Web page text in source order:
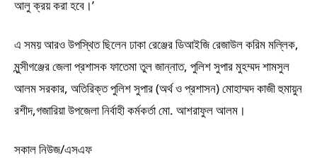
আলু ক্রয় করা হবে।’
এ সময় আরও উপস্থিত ছিলেন ঢাকা রেঞ্জের ডিআইজি রেজাউল করিম মল্লিক,
মুন্সীগঞ্জের জেলা প্রশাসক ফাতেমা তুল জান্নাত, পুলিশ সুপার মুহম্মদ শামসুল
আলম সরকার, অতিরিক্ত পুলিশ সুপার (অর্থ ও প্রশাসন) মোহাম্মদ কাজী হুমায়ুন
রশীদ,গজারিয়া উপজেলা নির্বাহী কর্মকর্তা মো. আশরাফুল আলম।
সকাল নিউজ/এসএফ